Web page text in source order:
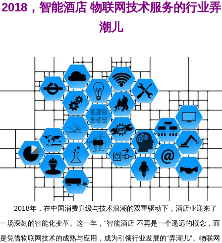
2018，智能酒店 物联网技术服务的行业弄
潮儿
2018年，在中国消费升级与技术浪潮的双重驱动下，酒店业迎来了
一场深刻的智能化变革。这一年，“智能酒店”不再是一个遥远的概念，而
是凭借物联网技术的成熟与应用，成为引领行业发展的“弄潮儿”。物联网